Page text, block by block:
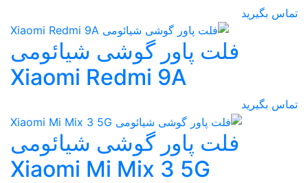
تماس بگیرید
فلت پاور گوشی شیائومی
Xiaomi Redmi 9A
تماس بگیرید
فلت پاور گوشی شیائومی
Xiaomi Mi Mix 3 5G